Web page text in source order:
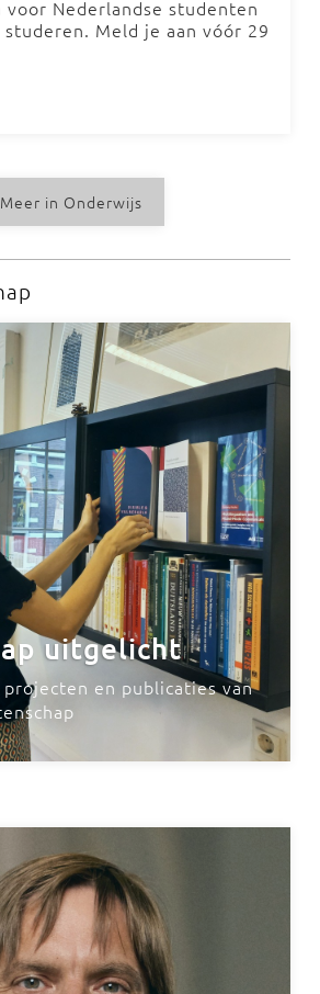
voor Nederlandse studenten
Meld je aan vóór 29
Meer in Onderwijs
uitgelicht
en publicaties van